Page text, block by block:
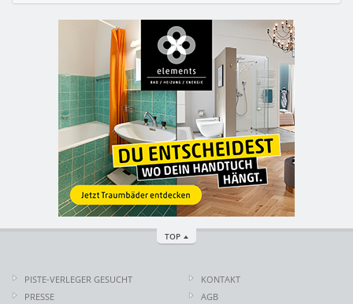
TOP
PISTE-VERLEGER GESUCHT
PRESSE
KONTAKT
AGB